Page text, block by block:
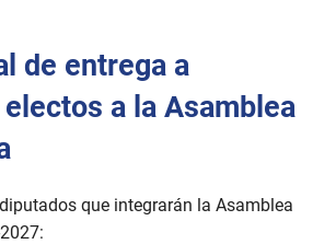
de entrega a
a la Asamblea
que integrarán la Asamblea